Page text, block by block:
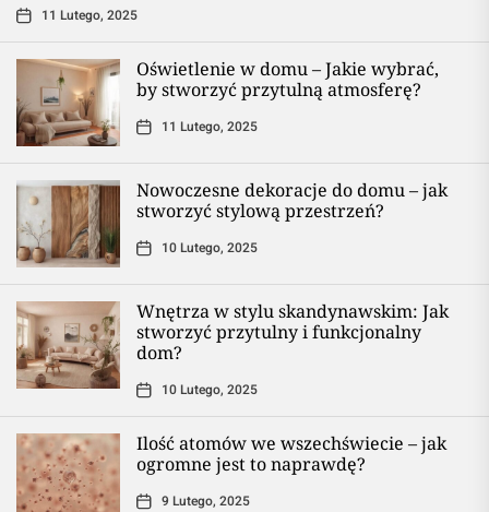
11 Lutego, 2025
Oświetlenie w domu – Jakie wybrać,
by stworzyć przytulną atmosferę?
11 Lutego, 2025
Nowoczesne dekoracje do domu – jak
stworzyć stylową przestrzeń?
10 Lutego, 2025
Wnętrza w stylu skandynawskim: Jak
stworzyć przytulny i funkcjonalny
dom?
10 Lutego, 2025
Ilość atomów we wszechświecie – jak
ogromne jest to naprawdę?
9 Lutego, 2025